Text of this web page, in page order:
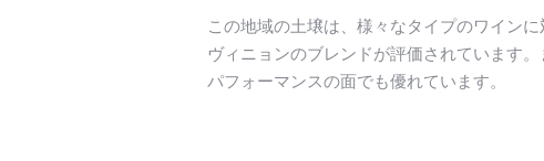
この地域の土壌は、様々なタイプのワイン
ヴィニョンのブレンドが評価されています
パフォーマンスの面でも優れています。